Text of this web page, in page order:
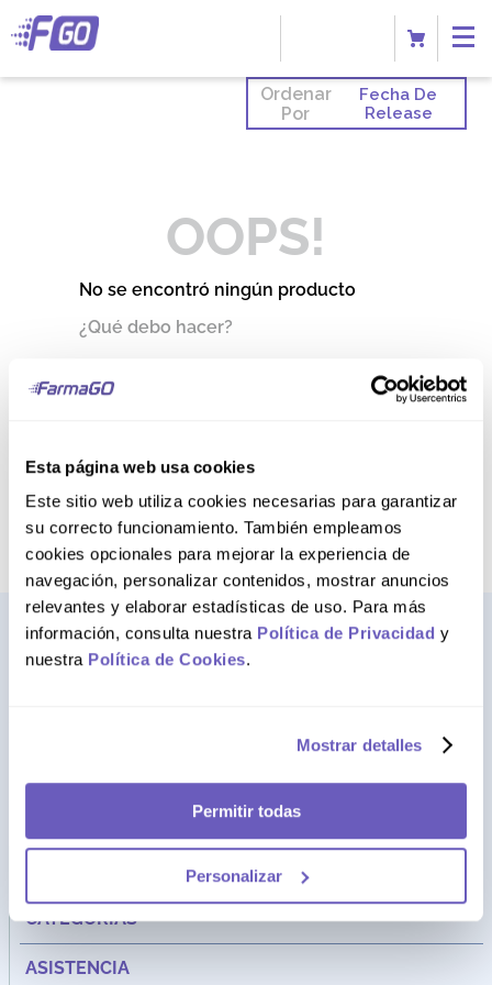
Esta página web usa cookies
Este sitio web utiliza cookies necesarias para garantizar
su correcto funcionamiento. También empleamos
cookies opcionales para mejorar la experiencia de
navegación, personalizar contenidos, mostrar anuncios
relevantes y elaborar estadísticas de uso. Para más
información, consulta nuestra Política de Privacidad y
nuestra Política de Cookies.
Mostrar detalles
Permitir todas
Personalizar
Ordenar
Por
Fecha De
Release
OOPS!
No se encontró ningún producto
¿Qué debo hacer?
búsqueda
Intenta buscar sinónimos del
término deseado
CATEGORÍAS
ASISTENCIA